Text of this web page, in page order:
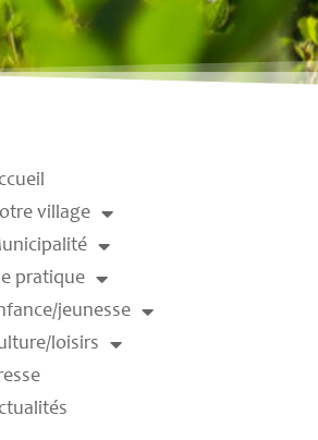
village
pratique
jeunesse
loisirs